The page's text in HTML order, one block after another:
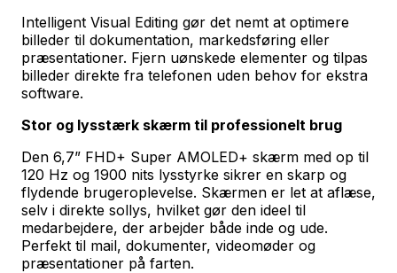
Intelligent Visual Editing gør det nemt at optimere
billeder til dokumentation, markedsføring eller
præsentationer. Fjern uønskede elementer og tilpas
billeder direkte fra telefonen uden behov for ekstra
software.
Stor og lysstærk skærm til professionelt brug
Den 6,7” FHD+ Super AMOLED+ skærm med op til
120 Hz og 1900 nits lysstyrke sikrer en skarp og
flydende brugeroplevelse. Skærmen er let at aflæse,
selv i direkte sollys, hvilket gør den ideel til
medarbejdere, der arbejder både inde og ude.
Perfekt til mail, dokumenter, videomøder og
præsentationer på farten.